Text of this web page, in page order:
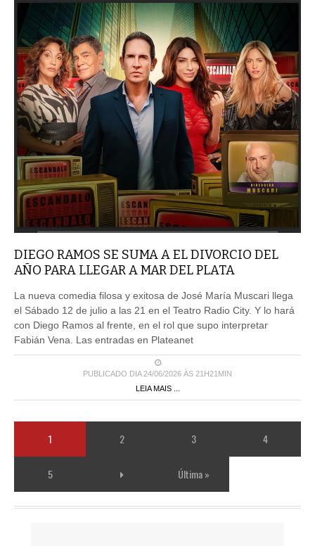
DIEGO RAMOS SE SUMA A EL DIVORCIO DEL
AÑO PARA LLEGAR A MAR DEL PLATA
La nueva comedia filosa y exitosa de José María Muscari llega
el Sábado 12 de julio a las 21 en el Teatro Radio City. Y lo hará
con Diego Ramos al frente, en el rol que supo interpretar
Fabián Vena. Las entradas en Plateanet
PUBLICADO DIA 24/06/2026 ÀS 21H21MIN
LEIA MAIS ...
1 2 3 4
5 Última »